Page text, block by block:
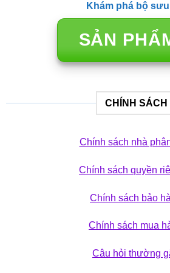
Khám phá bộ
SẢN
CHÍNH SÁCH
Chính sách nhà
Chính sách quyền
Chính sách bảo
Chính sách mua
Câu hỏi thường